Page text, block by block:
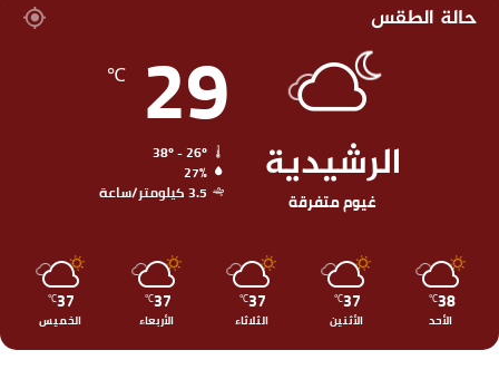
حالة الطقس
الرشيدية
غيوم متفرقة
29
℃
38º - 26º
27%
3.5 كيلومتر/ساعة
38
℃
الأحد
37
℃
الأثنين
37
℃
الثلاثاء
37
℃
الأربعاء
37
℃
الخميس